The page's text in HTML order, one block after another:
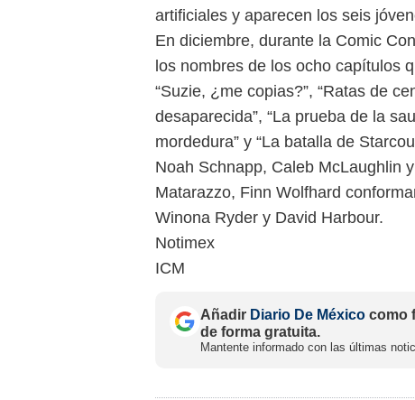
artificiales y aparecen los seis
En diciembre, durante la Comic
los nombres de los ocho capítulos
“Suzie, ¿me copias?”, “Ratas de
desaparecida”, “La prueba de la
mordedura” y “La batalla de
Noah Schnapp, Caleb McLaughlin
Matarazzo, Finn Wolfhard
Winona Ryder y David Harbour.
Notimex
ICM
Añadir Diario De México como
de forma gratuita.
Mantente informado con las últimas